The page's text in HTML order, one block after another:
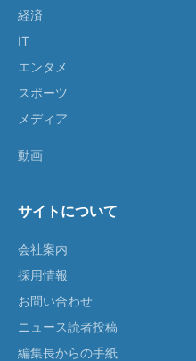
経済
IT
エンタメ
スポーツ
メディア
動画
サイトについて
会社案内
採用情報
お問い合わせ
ニュース読者投稿
編集長からの手紙